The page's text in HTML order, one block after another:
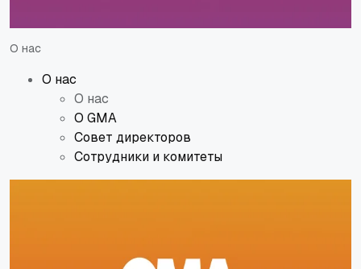
О нас
О нас
О нас
О GMA
Совет директоров
Сотрудники и комитеты